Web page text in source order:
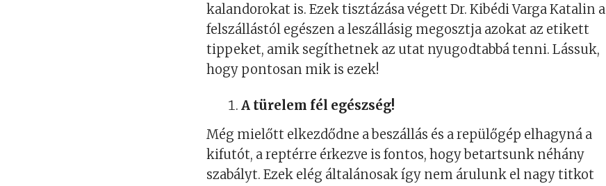
kalandorokat is. Ezek tisztázása végett Dr. Kibédi Varga Katalin a
felszállástól egészen a leszállásig megosztja azokat az etikett
tippeket, amik segíthetnek az utat nyugodtabbá tenni. Lássuk,
hogy pontosan mik is ezek!
A türelem fél egészség!
Még mielőtt elkezdődne a beszállás és a repülőgép elhagyná a
kifutót, a reptérre érkezve is fontos, hogy betartsunk néhány
szabályt. Ezek elég általánosak így nem árulunk el nagy titkot